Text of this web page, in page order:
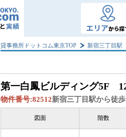
エリアから探
貸事務所ドットコム東京TOP 新宿三丁目駅
第一白鳳ビルディング5F
物件番号:82512新宿三丁目駅から徒
図面 階数